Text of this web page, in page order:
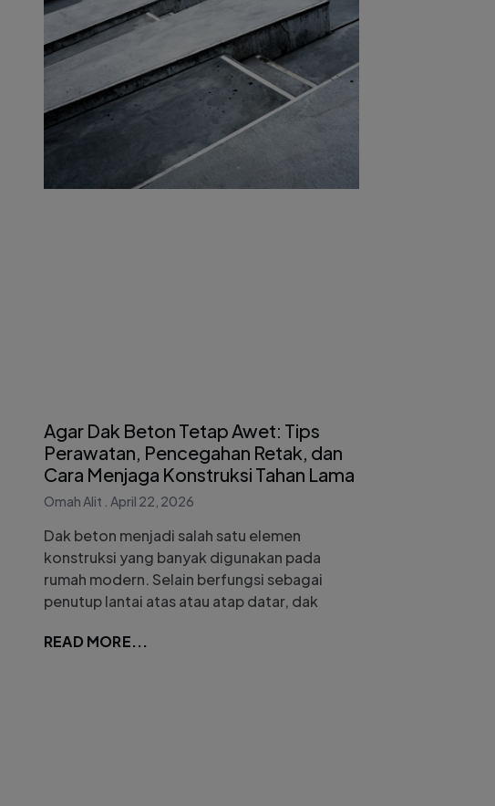
Agar Dak Beton Tetap Awet: Tips
Perawatan, Pencegahan Retak, dan
Cara Menjaga Konstruksi Tahan Lama
Omah Alit April 22, 2026
Dak beton menjadi salah satu elemen
konstruksi yang banyak digunakan pada
rumah modern. Selain berfungsi sebagai
penutup lantai atas atau atap datar, dak
READ MORE...